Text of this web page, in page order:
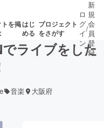
を掲はじ
める
プロジェクト
をさがす
募集終了が近いプ
ロジェクト
ロ
グ
イ
ン
/
新
規
会
員
登
録
ライブをした
音楽 大阪府